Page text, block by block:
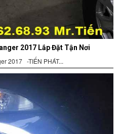
2017 Lắp Đặt Tận Nơi
2017 -TIẾN PHÁT...